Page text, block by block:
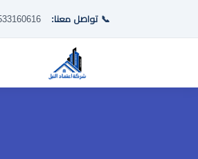
📞 تواصل معنا: